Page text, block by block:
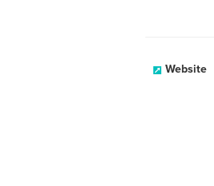
Website